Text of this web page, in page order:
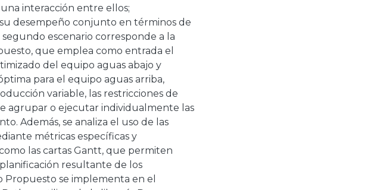
interacción entre ellos;
desempeño conjunto en términos de
escenario corresponde a la
que emplea como entrada el
del equipo aguas abajo y
para el equipo aguas arriba,
variable, las restricciones de
agrupar o ejecutar individualmente las
Además, se analiza el uso de las
métricas específicas y
las cartas Gantt, que permiten
resultante de los
Propuesto se implementa en el